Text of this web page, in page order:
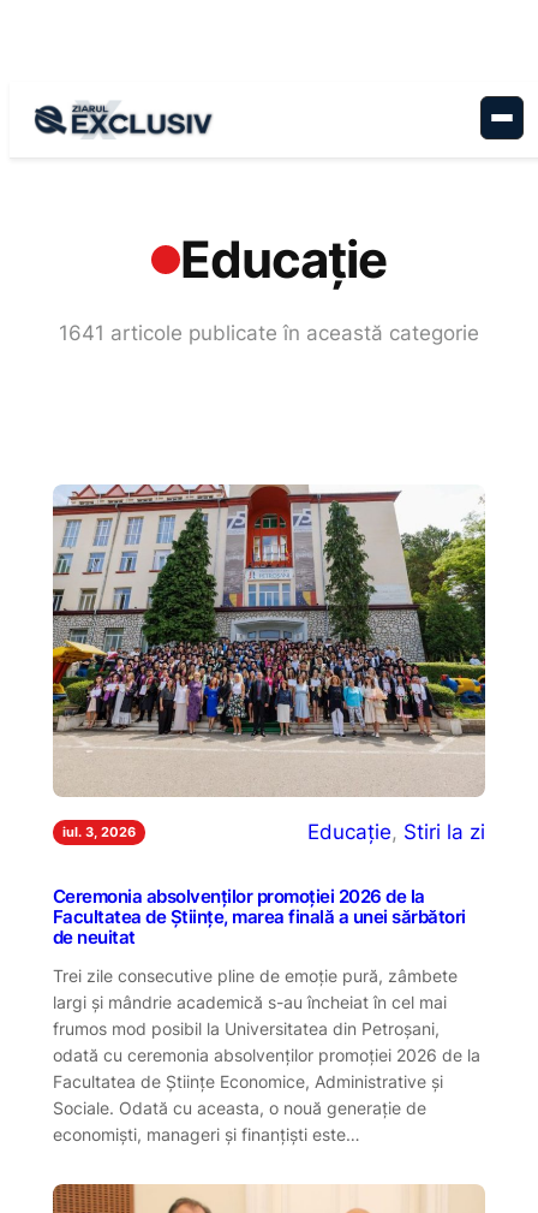
Acasă›Educație
Educație
1641 articole publicate în această categorie
iul. 3, 2026 Educație, Stiri la zi
Ceremonia absolvenților promoției 2026 de la
Facultatea de Științe, marea finală a unei sărbători
de neuitat
Trei zile consecutive pline de emoție pură, zâmbete
largi și mândrie academică s-au încheiat în cel mai
frumos mod posibil la Universitatea din Petroșani,
odată cu ceremonia absolvenților promoției 2026 de la
Facultatea de Științe Economice, Administrative și
Sociale. Odată cu aceasta, o nouă generație de
economiști, manageri și finanțiști este…